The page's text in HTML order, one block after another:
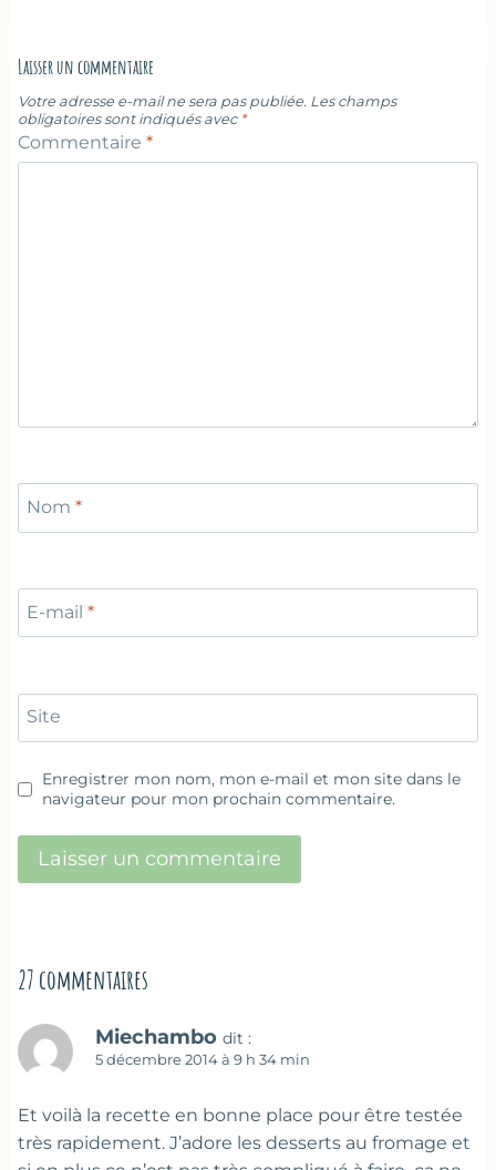
Laisser un commentaire
Votre adresse e-mail ne sera pas publiée. Les champs
obligatoires sont indiqués avec *
Commentaire *
Nom *
E-mail *
Site
Enregistrer mon nom, mon e-mail et mon site dans le
navigateur pour mon prochain commentaire.
27 commentaires
Miechambo dit :
5 décembre 2014 à 9 h 34 min
Et voilà la recette en bonne place pour être testée
très rapidement. J’adore les desserts au fromage et